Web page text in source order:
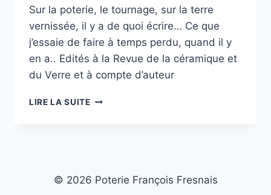
Sur la poterie, le tournage, sur la terre
vernissée, il y a de quoi écrire… Ce que
j’essaie de faire à temps perdu, quand il y
en a.. Edités à la Revue de la céramique et
du Verre et à compte d’auteur
LIRE LA SUITEDES
© 2026 Poterie François Fresnais